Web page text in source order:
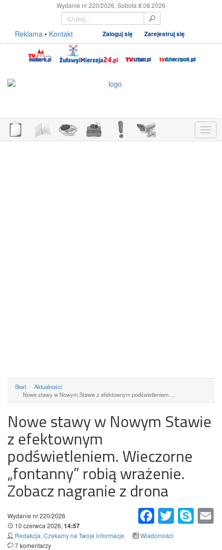
Wydanie nr 220/2026, Sobota 8.08.2026
Reklama • Kontakt Zaloguj się Zarejestruj się
Menu
Start
Aktualności
Nowe stawy w Nowym Stawie z efektownym podświetleniem.…
Nowe stawy w Nowym Stawie
z efektownym
podświetleniem. Wieczorne
„fontanny” robią wrażenie.
Zobacz nagranie z drona
FacebookTwitter Skype
Wydanie nr 220/2026
10 czerwca 2026, 14:57
Redakcja. Czekamy na Twoje informacje.
Wiadomości
7 komentarzy